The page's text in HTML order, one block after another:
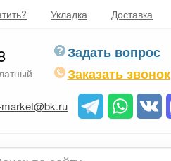
Укладка Доставка
Задать вопрос
Заказать звонок